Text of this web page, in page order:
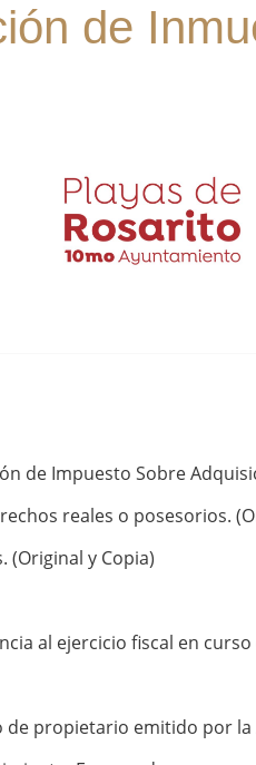
de
de Impuesto Sobre
reales o posesorios.
(Original y Copia)
al ejercicio fiscal en curso
propietario emitido por